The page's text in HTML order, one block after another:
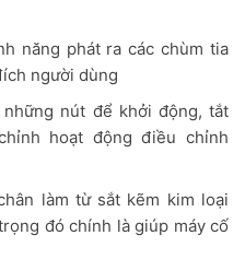
năng phát ra các chùm tia
người dùng
những nút để khởi động, tắt
hoạt động điều chỉnh
làm từ sắt kẽm kim loại
đó chính là giúp máy cố